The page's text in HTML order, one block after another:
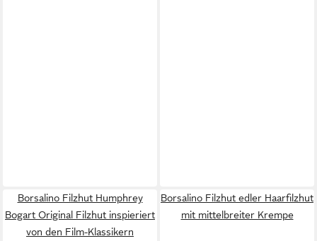
Borsalino Filzhut Humphrey
Bogart Original Filzhut inspieriert
von den Film-Klassikern
Borsalino Filzhut edler Haarfilzhut
mit mittelbreiter Krempe